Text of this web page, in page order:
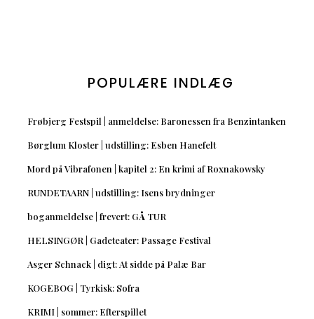
POPULÆRE INDLÆG
Frøbjerg Festspil | anmeldelse: Baronessen fra Benzintanken
Børglum Kloster | udstilling: Esben Hanefelt
Mord på Vibrafonen | kapitel 2: En krimi af Roxnakowsky
RUNDETAARN | udstilling: Isens brydninger
boganmeldelse | frevert: GÅ TUR
HELSINGØR | Gadeteater: Passage Festival
Asger Schnack | digt: At sidde på Palæ Bar
KOGEBOG | Tyrkisk: Sofra
KRIMI | sommer: Efterspillet